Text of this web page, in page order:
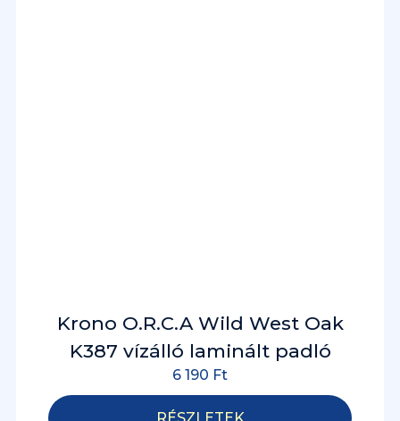
Krono O.R.C.A Wild West Oak
K387 vízálló laminált padló
6 190 Ft